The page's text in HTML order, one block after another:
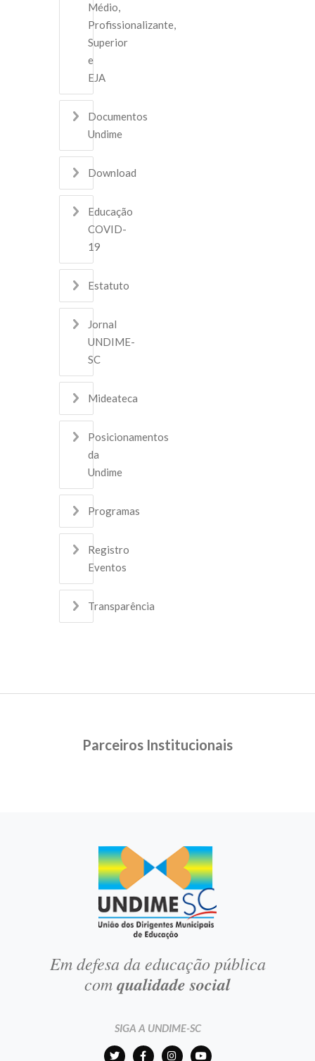
Médio,
Profissionalizante,
Superior
e
EJA
Documentos
Undime
Download
Educação
COVID-
19
Estatuto
Jornal
UNDIME-
SC
Mideateca
Posicionamentos
da
Undime
Programas
Registro
Eventos
Transparência
Parceiros Institucionais
Em defesa da educação pública
comqualidade social
SIGA A UNDIME-SC